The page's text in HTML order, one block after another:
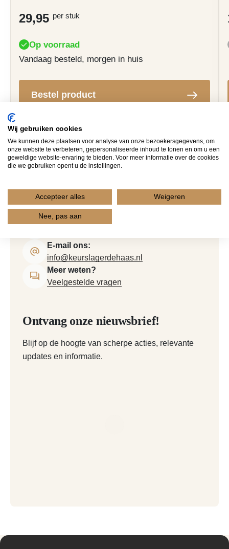
29,95 per stuk
Op voorraad
Vandaag besteld, morgen in huis
Bestel product
Bel ons:
E-mail ons:
info@keurslagerdehaas.nl
Meer weten?
Veelgestelde vragen
Ontvang onze nieuwsbrief!
Blijf op de hoogte van scherpe acties, relevante
updates en informatie.
Wij gebruiken cookies
We kunnen deze plaatsen voor analyse van onze bezoekersgegevens, om
onze website te verbeteren, gepersonaliseerde inhoud te tonen en om u een
geweldige website-ervaring te bieden. Voor meer informatie over de cookies
die we gebruiken opent u de instellingen.
Accepteer alles Weigeren
Nee, pas aan